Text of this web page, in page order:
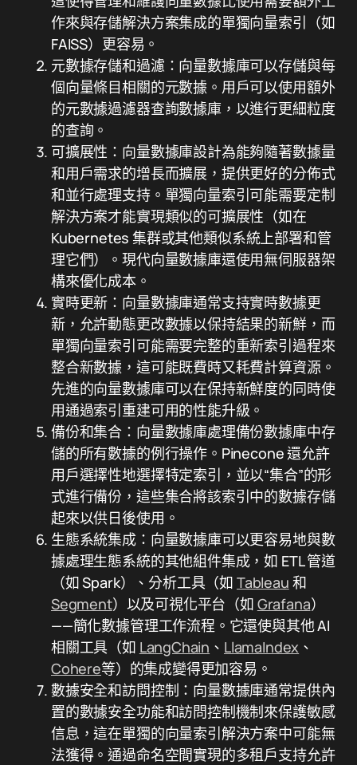
作來與存儲解決方案集成的單獨向量索引（如
FAISS）更容易。
元數據存儲和過濾：向量數據庫可以存儲與每
個向量條目相關的元數據。用戶可以使用額外
的元數據過濾器查詢數據庫，以進行更細粒度
的查詢。
可擴展性：向量數據庫設計為能夠隨著數據量
和用戶需求的增長而擴展，提供更好的分佈式
和並行處理支持。單獨向量索引可能需要定制
解決方案才能實現類似的可擴展性（如在
Kubernetes 集群或其他類似系統上部署和管
理它們）。現代向量數據庫還使用無伺服器架
構來優化成本。
實時更新：向量數據庫通常支持實時數據更
新，允許動態更改數據以保持結果的新鮮，而
單獨向量索引可能需要完整的重新索引過程來
整合新數據，這可能既費時又耗費計算資源。
先進的向量數據庫可以在保持新鮮度的同時使
用通過索引重建可用的性能升級。
備份和集合：向量數據庫處理備份數據庫中存
儲的所有數據的例行操作。Pinecone 還允許
用戶選擇性地選擇特定索引，並以“集合”的形
式進行備份，這些集合將該索引中的數據存儲
起來以供日後使用。
生態系統集成：向量數據庫可以更容易地與數
據處理生態系統的其他組件集成，如 ETL 管道
（如 Spark）、分析工具（如 Tableau 和
Segment）以及可視化平台（如 Grafana）
——簡化數據管理工作流程。它還使與其他 AI
相關工具（如 LangChain 、 LlamaIndex 、
Cohere等）的集成變得更加容易。
數據安全和訪問控制：向量數據庫通常提供內
置的數據安全功能和訪問控制機制來保護敏感
信息，這在單獨的向量索引解決方案中可能無
法獲得。通過命名空間實現的多租戶支持允許